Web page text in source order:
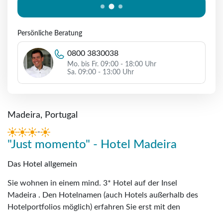
Madeira, Portugal
-
"Just momento" - Hotel Madeira
Das Hotel allgemein
Sie wohnen in einem mind. 3* Hotel auf der Insel
Madeira . Den Hotelnamen (auch Hotels außerhalb des
Hotelportfolios möglich) erfahren Sie erst mit den
Persönliche Beratung
0800 3830038
Mo. bis Fr. 09:00 - 18:00 Uhr
Sa. 09:00 - 13:00 Uhr